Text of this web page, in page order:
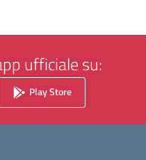
ufficiale su:
Play Store